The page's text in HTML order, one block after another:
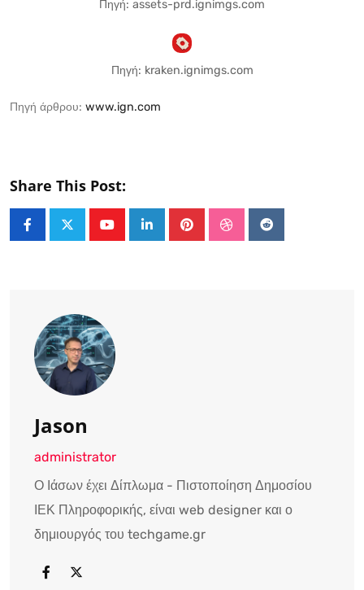
Πηγή: assets-prd.ignimgs.com
Πηγή: kraken.ignimgs.com
Πηγή άρθρου: www.ign.com
Share This Post:
LinkedInPinterestStumbleUpon
Reddit
Jason
administrator
Ο Ιάσων έχει Δίπλωμα - Πιστοποίηση Δημοσίου
ΙΕΚ Πληροφορικής, είναι web designer και ο
δημιουργός του techgame.gr